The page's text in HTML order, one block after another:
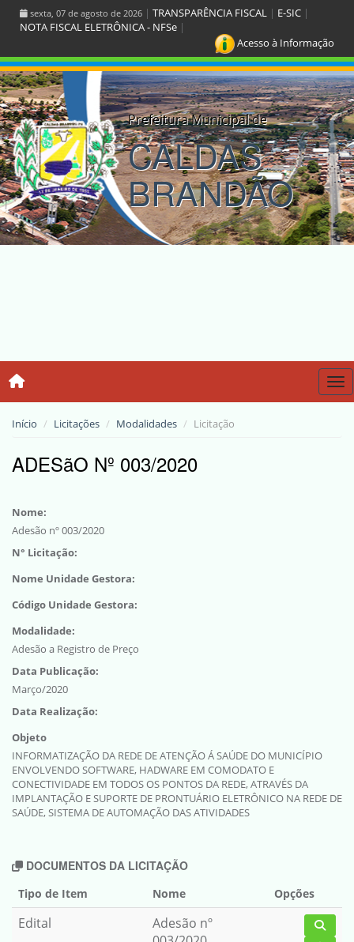
sexta, 07 de agosto de 2026 | TRANSPARÊNCIA FISCAL | E-SIC |
NOTA FISCAL ELETRÔNICA - NFSe |
Acesso à Informação
Prefeitura Municipal de
CALDAS
BRANDÃO
Início Licitações Modalidades Licitação
ADESãO Nº 003/2020
Nome:
Adesão nº 003/2020
N° Licitação:
Nome Unidade Gestora:
Código Unidade Gestora:
Modalidade:
Adesão a Registro de Preço
Data Publicação:
Março/2020
Data Realização:
Objeto
INFORMATIZAÇÃO DA REDE DE ATENÇÃO Á SAÚDE DO MUNICÍPIO
ENVOLVENDO SOFTWARE, HADWARE EM COMODATO E
CONECTIVIDADE EM TODOS OS PONTOS DA REDE, ATRAVÉS DA
IMPLANTAÇÃO E SUPORTE DE PRONTUÁRIO ELETRÔNICO NA REDE DE
SAÚDE, SISTEMA DE AUTOMAÇÃO DAS ATIVIDADES
DOCUMENTOS DA LICITAÇÃO
Tipo de Item Nome Opções
Edital
Adesão nº